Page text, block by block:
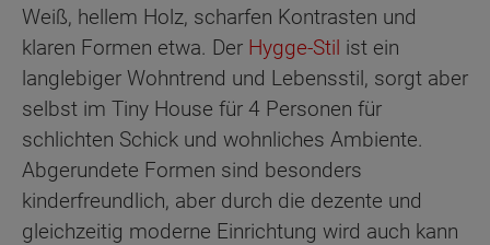
Weiß, hellem Holz, scharfen Kontrasten und
klaren Formen etwa. Der Hygge-Stil ist ein
langlebiger Wohntrend und Lebensstil, sorgt aber
selbst im Tiny House für 4 Personen für
schlichten Schick und wohnliches Ambiente.
Abgerundete Formen sind besonders
kinderfreundlich, aber durch die dezente und
gleichzeitig moderne Einrichtung wird auch kann